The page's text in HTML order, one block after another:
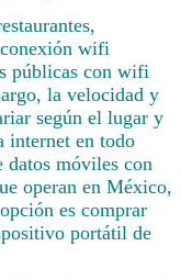
wifi
públicas con wifi
la velocidad y
según el lugar y
internet en todo
datos móviles con
operan en México,
es comprar
portátil de